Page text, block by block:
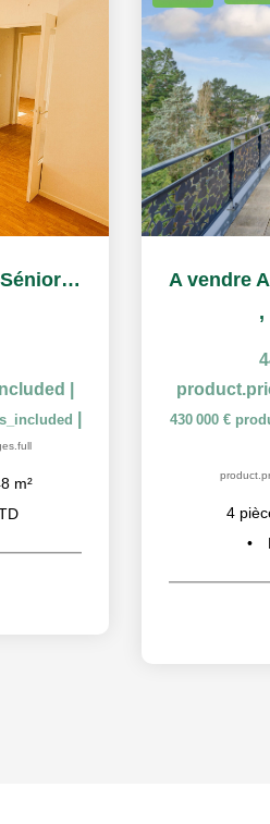
Nantes Résidence Sénior Les Castalies T2 à vendre ou à louer
m²
,
430 000 €
4